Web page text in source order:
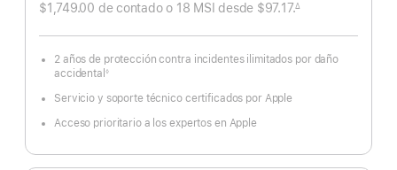
$1,749.00 de contado o 18 MSI desde $97.17.∆
2 años de protección contra incidentes ilimitados por daño
accidental
pie
◊
Servicio y soporte técnico certificados por Apple
Acceso prioritario a los expertos en Apple